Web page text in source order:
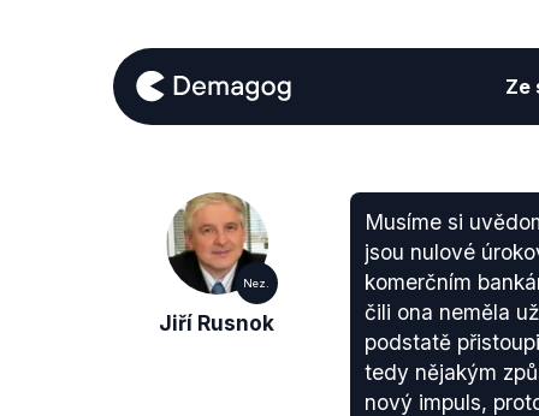
Ze
Nez.
Jiří Rusnok
Musíme si
jsou nulové
komerčním
čili ona neměla
podstatě
tedy nějakým
nový impuls,